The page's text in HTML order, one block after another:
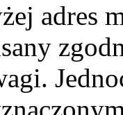
adres